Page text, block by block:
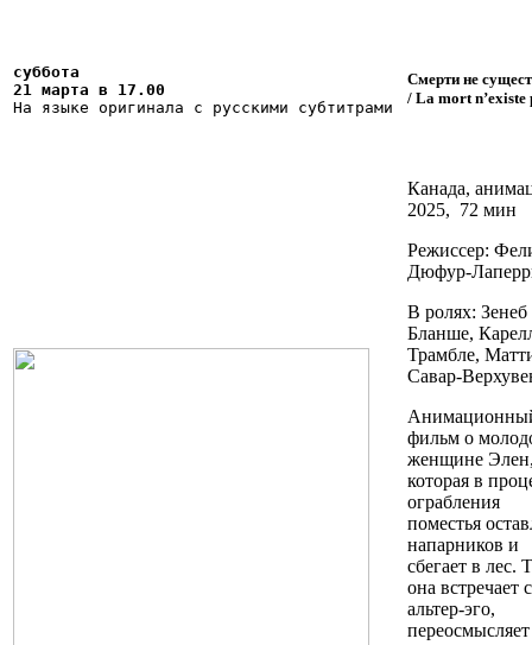
суббота
21 марта в 17.00
На языке оригинала с русскими субтитрами
Смерти не
/ La mort n’existe
Канада,
2025, 72 мин
Режиссер:
Дюфур-
В ролях: Зенеб
Бланше,
Трамбле,
Савар-
фильм о
женщине
которая в
ограбления
поместья
напарников и
сбегает в лес.
она встречает
альтер-эго,
переосмысляет